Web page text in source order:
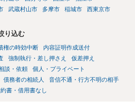
武蔵村山市 多摩市 稲城市 西東京市
り込む
権の時効中断
内容証明作成送付
強制執行・差し押さえ
仮差押え
談・依頼
個人・プライベート
債務者の相続人
音信不通・行方不明の相手
書・借用書なし